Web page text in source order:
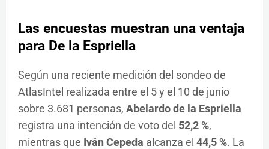
Las encuestas muestran una ventaja
para De la Espriella
Según una reciente medición del sondeo de
AtlasIntel realizada entre el 5 y el 10 de junio
sobre 3.681 personas, Abelardo de la Espriella
registra una intención de voto del 52,2 %,
mientras que Iván Cepeda alcanza el 44,5 %. La